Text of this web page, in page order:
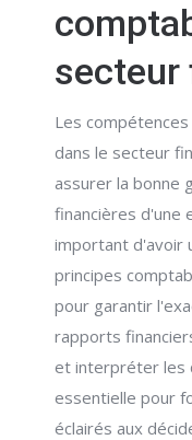
secteur
Les
dans le secteur
assurer la bonne
financières d'une
important d'avoir
principes
pour garantir
rapports
et interpréter les
essentielle pour
éclairés aux